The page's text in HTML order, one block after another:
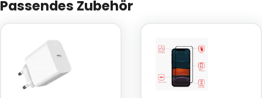
Passendes Zubehör